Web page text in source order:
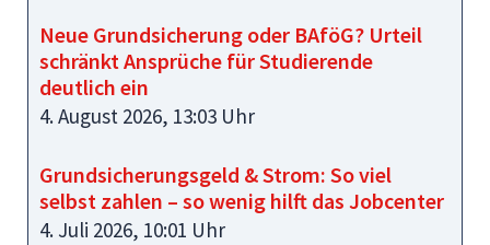
Neue Grundsicherung oder BAföG? Urteil
schränkt Ansprüche für Studierende
deutlich ein
4. August 2026, 13:03 Uhr
Grundsicherungsgeld & Strom: So viel
selbst zahlen – so wenig hilft das Jobcenter
4. Juli 2026, 10:01 Uhr